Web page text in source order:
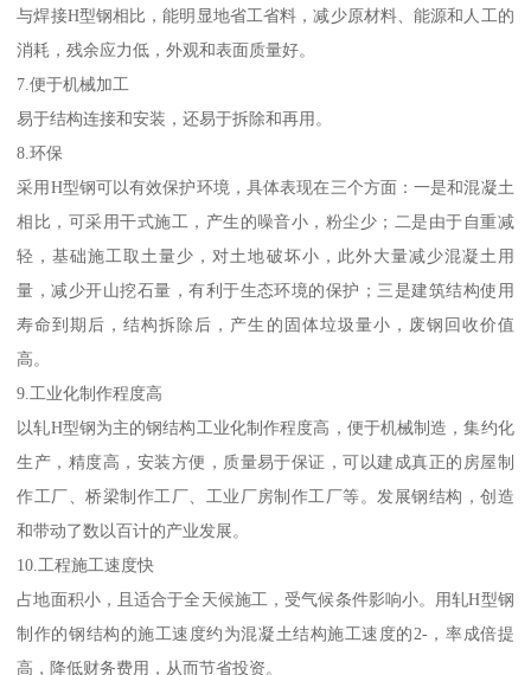
与焊接H型钢相比，能明显地省工省料，减少原材料、能源和人工的
消耗，残余应力低，外观和表面质量好。
7.便于机械加工
易于结构连接和安装，还易于拆除和再用。
8.环保
采用H型钢可以有效保护环境，具体表现在三个方面：一是和混凝土
相比，可采用干式施工，产生的噪音小，粉尘少；二是由于自重减
轻，基础施工取土量少，对土地破坏小，此外大量减少混凝土用
量，减少开山挖石量，有利于生态环境的保护；三是建筑结构使用
寿命到期后，结构拆除后，产生的固体垃圾量小，废钢回收价值
高。
9.工业化制作程度高
以轧H型钢为主的钢结构工业化制作程度高，便于机械制造，集约化
生产，精度高，安装方便，质量易于保证，可以建成真正的房屋制
作工厂、桥梁制作工厂、工业厂房制作工厂等。发展钢结构，创造
和带动了数以百计的产业发展。
10.工程施工速度快
占地面积小，且适合于全天候施工，受气候条件影响小。用轧H型钢
制作的钢结构的施工速度约为混凝土结构施工速度的2-，率成倍提
高，降低财务费用，从而节省投资。